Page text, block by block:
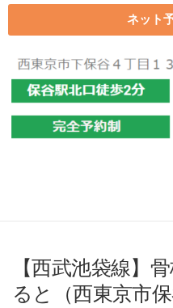
ネット
【西武池袋線】
ると（西東京市保